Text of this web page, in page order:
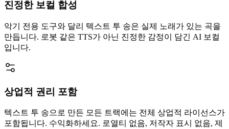
진정한 보컬 합성
악기 전용 도구와 달리 텍스트 투 송은 실제 노래가 있는 곡을
만듭니다. 로봇 같은 TTS가 아닌 진정한 감정이 담긴 AI 보컬
입니다.
상업적 권리 포함
텍스트 투 송으로 만든 모든 트랙에는 전체 상업적 라이선스가
포함됩니다. 수익화하세요. 로열티 없음, 저작자 표시 없음, 제